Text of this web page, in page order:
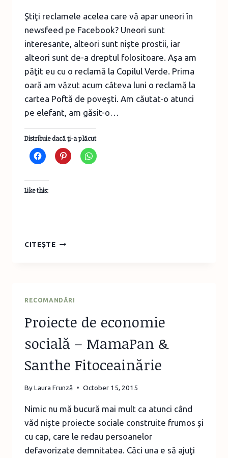
Ştiţi reclamele acelea care vă apar uneori în
newsfeed pe Facebook? Uneori sunt
interesante, alteori sunt nişte prostii, iar
alteori sunt de-a dreptul folositoare. Aşa am
păţit eu cu o reclamă la Copilul Verde. Prima
oară am văzut acum câteva luni o reclamă la
cartea Poftă de poveşti. Am căutat-o atunci
pe elefant, am găsit-o…
Distribuie dacă ţi-a plăcut
Like this:
CITEȘTE(6)
PERSONALIZAT
RECOMANDĂRI
Proiecte de economie
socială – MamaPan &
Santhe Fitoceainărie
ByLaura Frunză October 15, 2015
Nimic nu mă bucură mai mult ca atunci când
văd nişte proiecte sociale construite frumos şi
cu cap, care le redau persoanelor
defavorizate demnitatea. Căci una e să ajuţi